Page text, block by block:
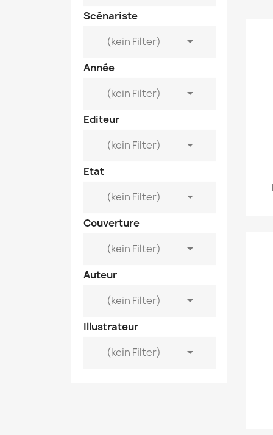
Scénariste
(kein Filter)

Année
(kein Filter)

Editeur
(kein Filter)

Etat
(kein Filter)

Couverture
(kein Filter)

Auteur

Illustrateur
(kein Filter)
